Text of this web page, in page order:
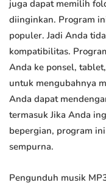
juga dapat memilih
diinginkan. Program
populer. Jadi Anda
kompatibilitas.
Anda ke ponsel,
untuk mengubahnya
Anda dapat
termasuk Jika Anda
bepergian, program
sempurna.
Pengunduh musik